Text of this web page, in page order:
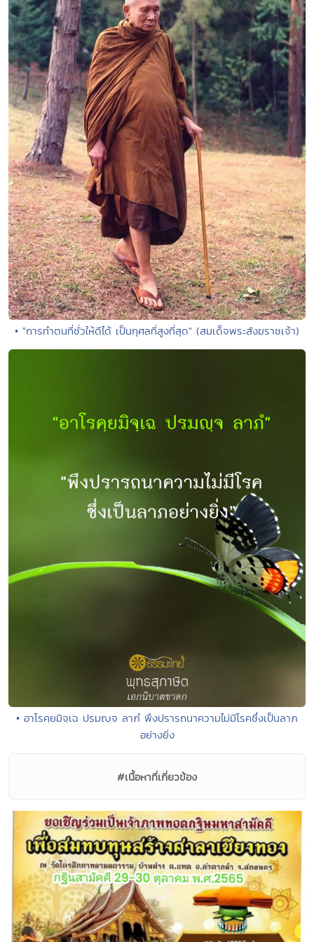
• "การทำตนที่ชั่วให้ดีได้ เป็นกุศลที่สูงที่สุด" (สมเด็จพระสังฆราชเจ้า)
• อาโรคฺยมิจฺเฉ ปรมญฺจ ลาภํ พึงปรารถนาความไม่มีโรคซึ่งเป็นลาภ
อย่างยิ่ง
#เนื้อหาที่เกี่ยวข้อง